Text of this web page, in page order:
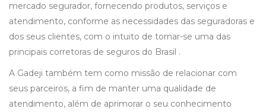
mercado segurador, fornecendo produtos, serviços e
atendimento, conforme as necessidades das seguradoras e
dos seus clientes, com o intuito de tornar-se uma das
principais corretoras de seguros do Brasil .
A Gadeji também tem como missão de relacionar com
seus parceiros, a fim de manter uma qualidade de
atendimento, além de aprimorar o seu conhecimento